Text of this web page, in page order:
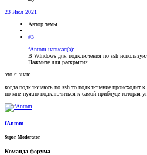
23 Июл 2021
Автор темы
#3
fAntom написал(а):
В WIndows для подключения по ssh
Нажмите для раскрытия...
это я знаю
когда подключаюсь по ssh то подключение происходит
но мне нужно подключиться к самой приблуде которая
fAntom
Super Moderator
Команда форума